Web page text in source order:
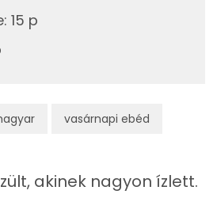
vasárnapi ebéd19.7 g
zsírsav:
5 g
: 15 p
akinek nagyon ízlett.